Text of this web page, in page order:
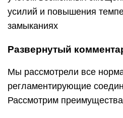
усилий и повышения
замыканиях
Развернутый
Мы рассмотрели все
регламентирующие
Рассмотрим